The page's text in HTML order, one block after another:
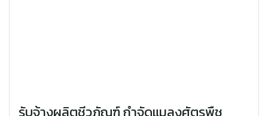
รับจ้างผลิตชีวภัณฑ์ กำจัดแมลงศัตรูพืช